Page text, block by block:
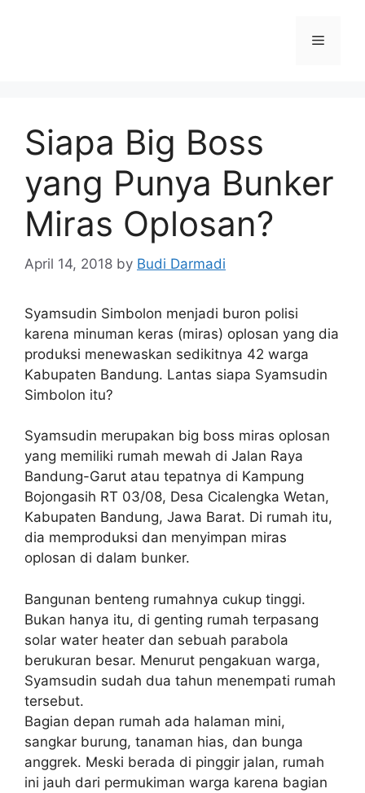
Siapa Big Boss
yang Punya Bunker
Miras Oplosan?
April 14, 2018 by Budi Darmadi
Syamsudin Simbolon menjadi buron polisi
karena minuman keras (miras) oplosan yang dia
produksi menewaskan sedikitnya 42 warga
Kabupaten Bandung. Lantas siapa Syamsudin
Simbolon itu?
Syamsudin merupakan big boss miras oplosan
yang memiliki rumah mewah di Jalan Raya
Bandung-Garut atau tepatnya di Kampung
Bojongasih RT 03/08, Desa Cicalengka Wetan,
Kabupaten Bandung, Jawa Barat. Di rumah itu,
dia memproduksi dan menyimpan miras
oplosan di dalam bunker.
Bangunan benteng rumahnya cukup tinggi.
Bukan hanya itu, di genting rumah terpasang
solar water heater dan sebuah parabola
berukuran besar. Menurut pengakuan warga,
Syamsudin sudah dua tahun menempati rumah
tersebut.
Bagian depan rumah ada halaman mini,
sangkar burung, tanaman hias, dan bunga
anggrek. Meski berada di pinggir jalan, rumah
ini jauh dari permukiman warga karena bagian